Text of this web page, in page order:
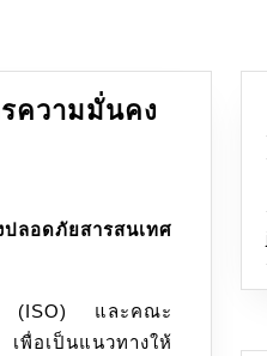
ความมั่นคง
ลอดภัยสารสนเทศ
น (ISO) และคณะ
พื่อเป็นแนวทางให้